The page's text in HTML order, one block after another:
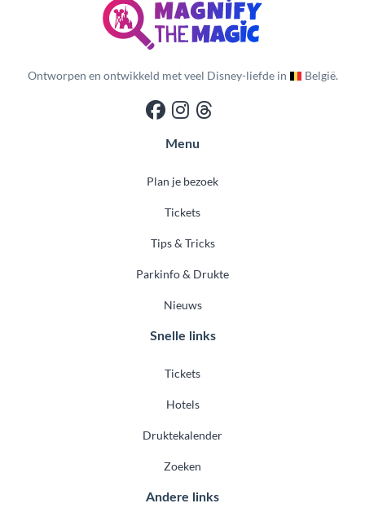
Ontworpen en ontwikkeld met veel Disney-liefde in België.
Menu
Plan je bezoek
Tickets
Tips & Tricks
Parkinfo & Drukte
Nieuws
Snelle links
Tickets
Hotels
Druktekalender
Zoeken
Andere links